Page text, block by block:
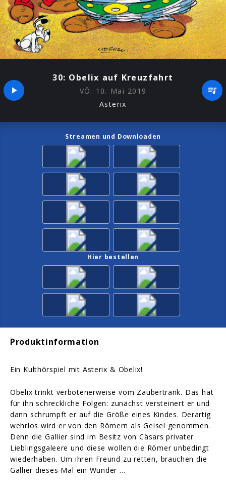
30: Obelix auf Kreuzfahrt
VÖ: 10. Mai 2019
Asterix
Streamen und Downloaden
Hier bestellen
Produktinformation
Ein Kulthörspiel mit Asterix & Obelix!
Obelix trinkt verbotenerweise vom Zaubertrank. Das hat
für ihn schreckliche Folgen: zunächst versteinert er und
dann schrumpft er auf die Größe eines Kindes. Derartig
wehrlos wird er von den Römern als Geisel genommen.
Denn die Gallier sind im Besitz von Cäsars privater
Lieblingsgaleere und diese wollen die Römer unbedingt
wiederhaben. Um ihren Freund zu retten, brauchen die
Gallier dieses Mal ein Wunder …